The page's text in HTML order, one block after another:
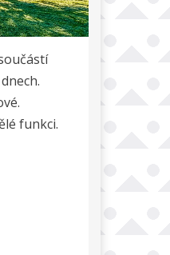
funkci.